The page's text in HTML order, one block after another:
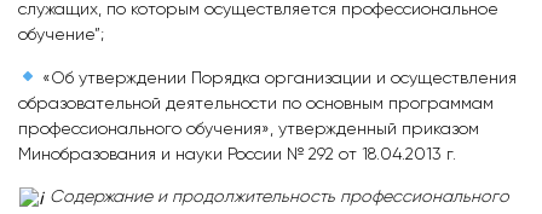
служащих, по которым осуществляется профессиональное
обучение”;
«Об утверждении Порядка организации и осуществления
образовательной деятельности по основным программам
профессионального обучения», утвержденный приказом
Минобразования и науки России № 292 от 18.04.2013 г.
Содержание и продолжительность профессионального